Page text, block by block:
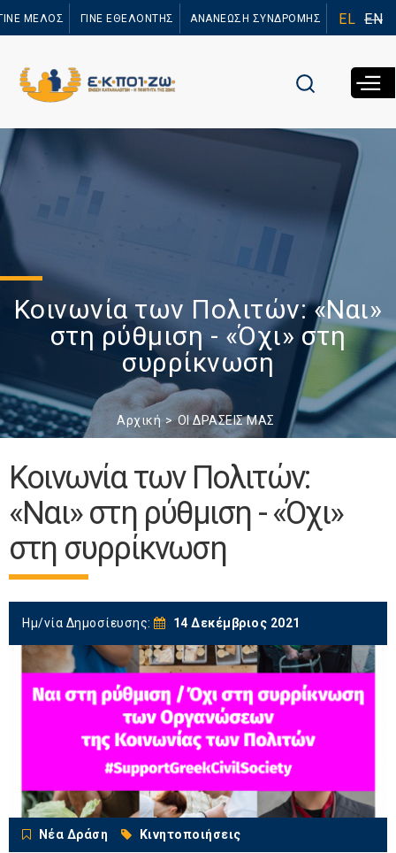
προς το
ΜΕΛΟΣ ΓΙΝΕ ΕΘΕΛΟΝΤΗΣ ΑΝΑΝΕΩΣΗ ΣΥΝΔΡΟΜΗΣ EL EN
Κοινωνία των Πολιτών: «Ναι»
στη ρύθμιση - «Όχι» στη
συρρίκνωση
Αρχική ΟΙ ΔΡΑΣΕΙΣ ΜΑΣ
Κοινωνία των Πολιτών:
«Ναι» στη ρύθμιση - «Όχι»
στη συρρίκνωση
Ημ/νία Δημοσίευσης: 14 Δεκέμβριος 2021
Νέα Δράση Κινητοποιήσεις